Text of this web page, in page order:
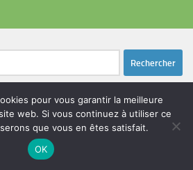
batteurbeatles
pour vous garantir la meilleure
web. Si vous continuez à utiliser ce
que vous en êtes satisfait.
OK